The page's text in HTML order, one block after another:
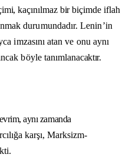
kaçınılmaz bir biçimde iflah
durumundadır. Lenin’in
im­zasını atan ve onu aynı
böyle tanımla­nacaktır.
aynı zamanda
karşı, Marksizm-